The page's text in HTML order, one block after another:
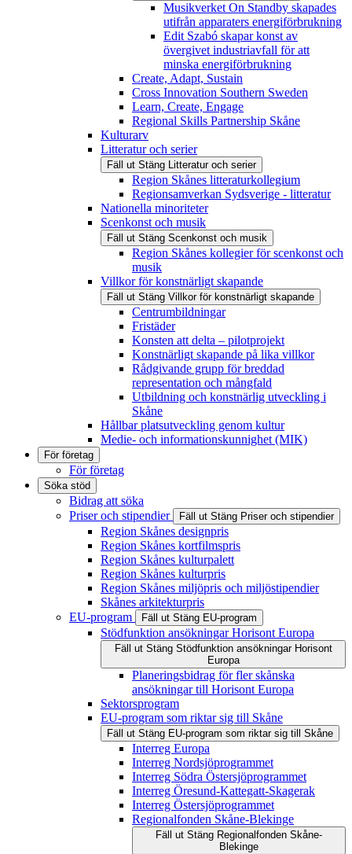
Musikverket On Standby skapades
utifrån apparaters energiförbrukning
Edit Szabó skapar konst av
övergivet industriavfall för att
minska energiförbrukning
Create, Adapt, Sustain
Cross Innovation Southern Sweden
Learn, Create, Engage
Regional Skills Partnership Skåne
Kulturarv
Litteratur och serier
Fäll ut Stäng Litteratur och serier
Region Skånes litteraturkollegium
Regionsamverkan Sydsverige - litteratur
Nationella minoriteter
Scenkonst och musik
Fäll ut Stäng Scenkonst och musik
Region Skånes kollegier för scenkonst och
musik
Villkor för konstnärligt skapande
Fäll ut Stäng Villkor för konstnärligt skapande
Centrumbildningar
Fristäder
Konsten att delta – pilotprojekt
Konstnärligt skapande på lika villkor
Rådgivande grupp för breddad
representation och mångfald
Utbildning och konstnärlig utveckling i
Skåne
Hållbar platsutveckling genom kultur
Medie- och informationskunnighet (MIK)
För företag
För företag
Söka stöd
Bidrag att söka
Priser och stipendier
Fäll ut Stäng Priser och stipendier
Region Skånes designpris
Region Skånes kortfilmspris
Region Skånes kulturpalett
Region Skånes kulturpris
Region Skånes miljöpris och miljöstipendier
Skånes arkitekturpris
EU-program
Fäll ut Stäng EU-program
Stödfunktion ansökningar Horisont Europa
Fäll ut Stäng Stödfunktion ansökningar Horisont
Europa
Planeringsbidrag för fler skånska
ansökningar till Horisont Europa
Sektorsprogram
EU-program som riktar sig till Skåne
Fäll ut Stäng EU-program som riktar sig till Skåne
Interreg Europa
Interreg Nordsjöprogrammet
Interreg Södra Östersjöprogrammet
Interreg Öresund-Kattegatt-Skagerak
Interreg Östersjöprogrammet
Regionalfonden Skåne-Blekinge
Fäll ut Stäng Regionalfonden Skåne-
Blekinge